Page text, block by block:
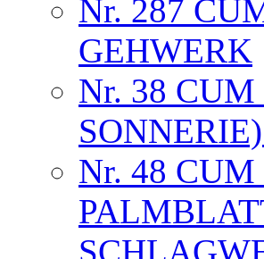
Nr. 287
GEHWERK
Nr. 38
Nr. 48